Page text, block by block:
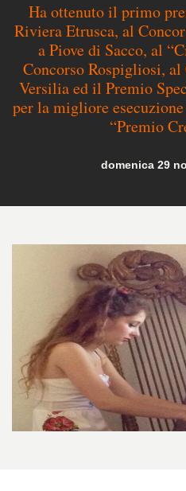
Ha ottenuto il primo
Riviera Etrusca, al
a Piove di Sacco, al
Concorso Rospigliosi,
Versilia ed il Premio
per la migliore
“Premio
domenica 29